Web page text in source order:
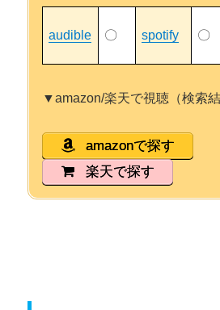
audible 〇 spotify 〇
▼amazon/楽天で視聴（検索結
amazonで探す
楽天で探す